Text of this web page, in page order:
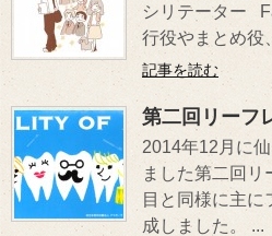
シリテーター
行役やまとめ役
記事を読む
第二回リーフ
2014年12月に
ました第二回リ
目と同様に主
成しました。 ...